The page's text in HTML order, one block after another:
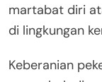
martabat diri
di lingkungan
Keberanian